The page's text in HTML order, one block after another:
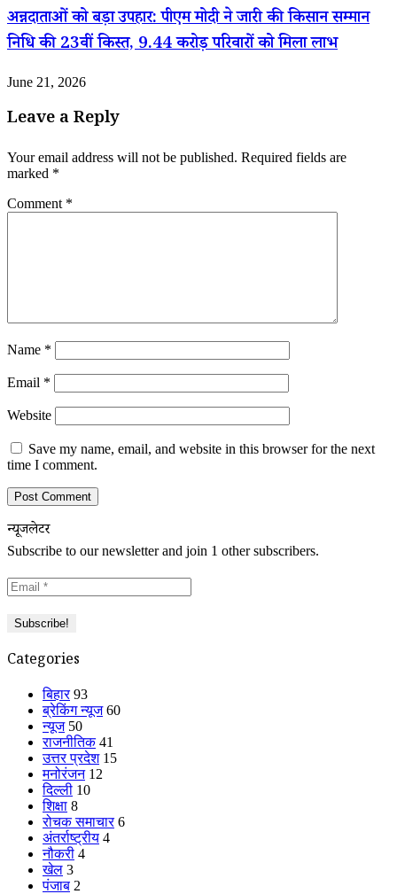
अन्नदाताओं को बड़ा उपहार: पीएम मोदी ने जारी की किसान सम्मान
निधि की 23वीं किस्त, 9.44 करोड़ परिवारों को मिला लाभ
June 21, 2026
Leave a Reply
Your email address will not be published. Required fields are
marked *
Comment *
Name *
Email *
Website
Save my name, email, and website in this browser for the next
time I comment.
न्यूजलेटर
Subscribe to our newsletter and join 1 other subscribers.
Categories
बिहार 93
ब्रेकिंग न्यूज 60
न्यूज 50
राजनीतिक 41
उत्तर प्रदेश 15
मनोरंजन 12
दिल्ली 10
शिक्षा 8
रोचक समाचार 6
अंतर्राष्ट्रीय 4
नौकरी 4
खेल 3
पंजाब 2